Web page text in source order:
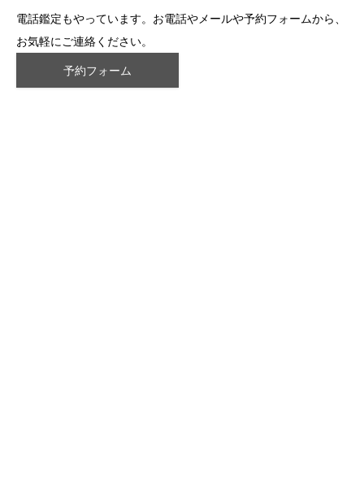
電話鑑定もやっています。お電話やメールや予約フォームから、
お気軽にご連絡ください。
予約フォーム